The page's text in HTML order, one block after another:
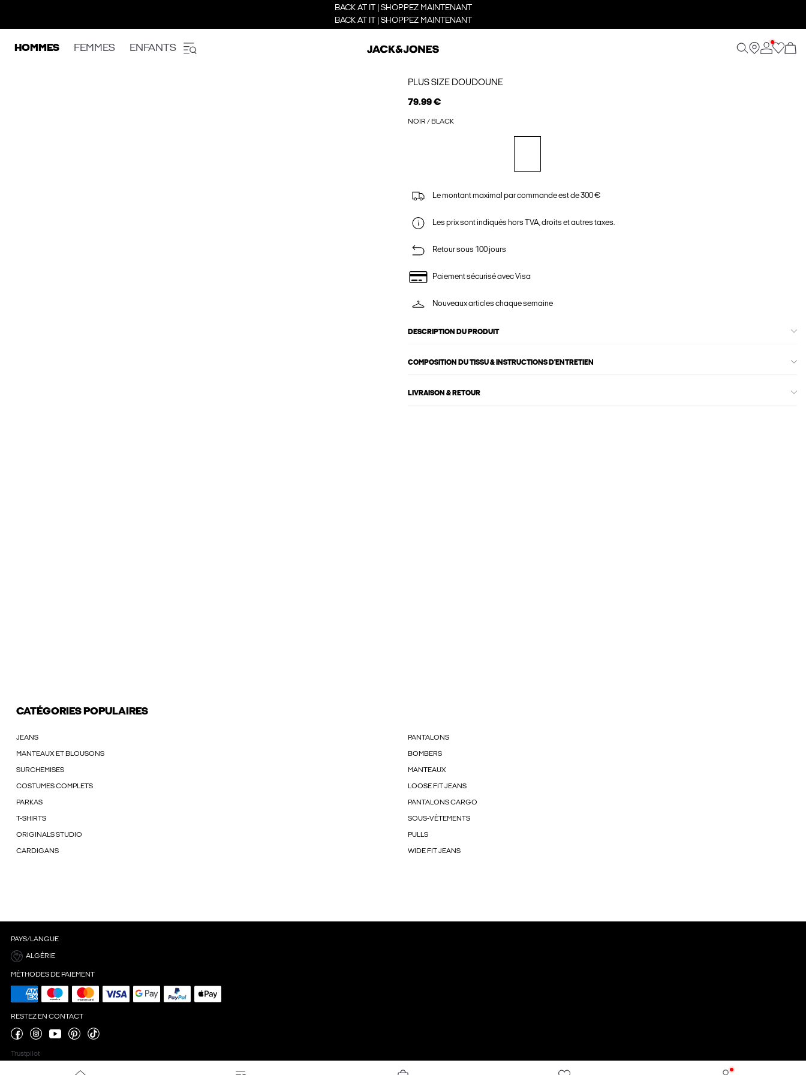
BACK AT IT | SHOPPEZ MAINTENANT
BACK AT IT | SHOPPEZ MAINTENANT
HOMMES FEMMES ENFANTS
PLUS SIZE DOUDOUNE
79.99 €
NOIR / BLACK
Le montant maximal par commande est de 300 €
Les prix sont indiqués hors TVA, droits et autres taxes.
Retour sous 100 jours
Paiement sécurisé avec Visa
Nouveaux articles chaque semaine
DESCRIPTION DU PRODUIT
COMPOSITION DU TISSU & INSTRUCTIONS D'ENTRETIEN
LIVRAISON & RETOUR
CATÉGORIES POPULAIRES
JEANS PANTALONS
MANTEAUX ET BLOUSONS BOMBERS
SURCHEMISES MANTEAUX
COSTUMES COMPLETS LOOSE FIT JEANS
PARKAS PANTALONS CARGO
T-SHIRTS SOUS-VÊTEMENTS
ORIGINALS STUDIO PULLS
CARDIGANS WIDE FIT JEANS
PAYS/LANGUE
ALGÉRIE
MÉTHODES DE PAIEMENT
RESTEZ EN CONTACT
Trustpilot